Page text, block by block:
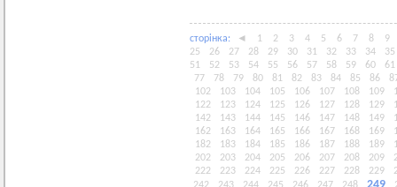
сторiнка: ◄ 1 2 3 4 5 6 7 8
9
25
26 27 28 29 30 31 32 33 34
35
51
52 53 54 55 56 57 58 59 60
61
77
78 79 80 81 82 83 84 85 86
102
103 104 105 106 107 108 109
122
123 124 125 126 127 128 129
142
143 144 145 146 147 148 149
162
163 164 165 166 167 168 169
182
183 184 185 186 187 188 189
202
203 204 205 206 207 208 209
222
223 224 225 226 227 228 229